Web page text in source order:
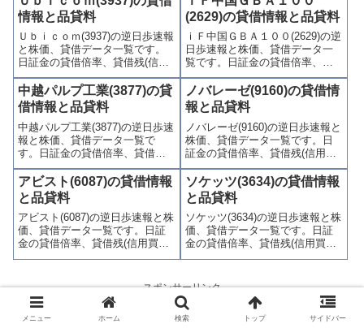
(注意喚起・申込停止)など、空売
り関連情報を集計し、図解でわ
かりやすくまとめて掲載してい
ます。
喚起・申込停止)など、空売り関
連情報を集計し、図解でわかり
やすくまとめて掲載していま
す。
情報と品貸料
Ｕｂｉｃｏｍ(3937)の逆日歩速報
と株価、貸借データ一覧です。
日証金の貸借倍率、貸借残(信用
買残、信用売残)、品貸料(逆日
歩)、東証の週末残高、規制(注意
喚起・申込停止)など、空売り関
連情報を集計し、図解でわかり
やすくまとめて掲載していま
す。
(2629)の貸借情報と品貸料
ｉＦ中国ＧＢＡ１００(2629)の逆
日歩速報と株価、貸借データ一
覧です。日証金の貸借倍率、貸
借残(信用買残、信用売残)、品貸
料(逆日歩)、東証の週末残高、規
制(注意喚起・申込停止)など、空
売り関連情報を集計し、図解で
わかりやすくまとめて掲載して
います。
中越パルプ工業(3877)の貸
借情報と品貸料
中越パルプ工業(3877)の逆日歩速
報と株価、貸借データ一覧で
す。日証金の貸借倍率、貸借残
(信用買残、信用売残)、品貸料
(逆日歩)、東証の週末残高、規制
(注意喚起・申込停止)など、空売
り関連情報を集計し、図解でわ
かりやすくまとめて掲載してい
ます。
ノバレーゼ(9160)の貸借情
報と品貸料
ノバレーゼ(9160)の逆日歩速報と
株価、貸借データ一覧です。日
証金の貸借倍率、貸借残(信用買
残、信用売残)、品貸料(逆日
歩)、東証の週末残高、規制(注意
喚起・申込停止)など、空売り関
連情報を集計し、図解でわかり
やすくまとめて掲載していま
す。
アビスト(6087)の貸借情報
と品貸料
アビスト(6087)の逆日歩速報と株
価、貸借データ一覧です。日証
金の貸借倍率、貸借残(信用買
残、信用売残)、品貸料(逆日
喚起・申込停止)など、空売り関
連情報を集計し、図解でわかり
やすくまとめて掲載していま
す。
ソケッツ(3634)の貸借情報
と品貸料
ソケッツ(3634)の逆日歩速報と株
価、貸借データ一覧です。日証
金の貸借倍率、貸借残(信用買
残、信用売残)、品貸料(逆日
喚起・申込停止)など、空売り関
連情報を集計し、図解でわかり
やすくまとめて掲載していま
す。
スポンサーリンク
メニュー ホーム 検索 トップ サイドバー